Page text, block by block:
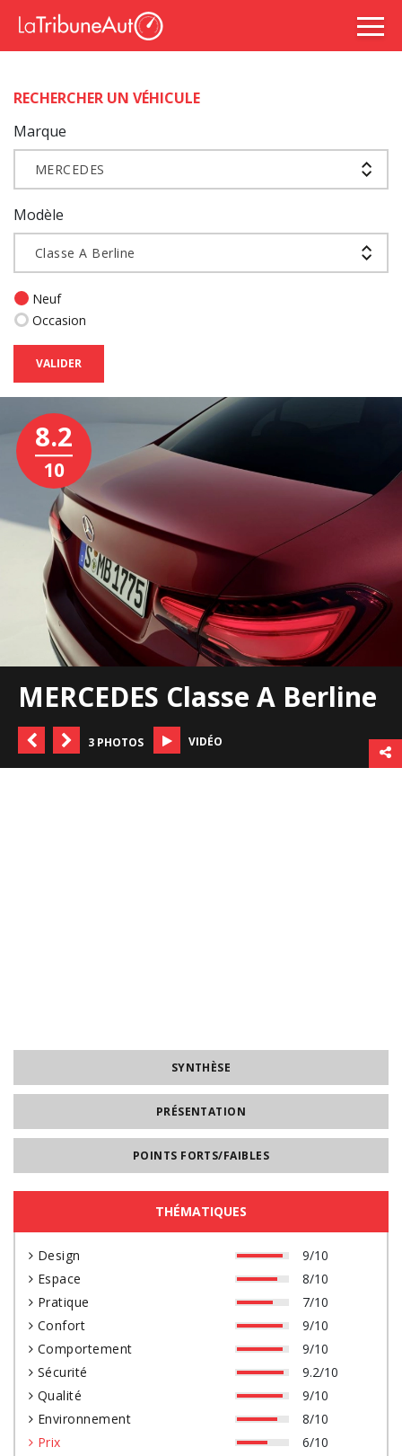
RECHERCHER UN VÉHICULE
Marque
MERCEDES
Modèle
Classe A Berline
Neuf
Occasion
VALIDER
8.2
10
MERCEDES Classe A Berline
3 PHOTOS VIDÉO
SYNTHÈSE
PRÉSENTATION
POINTS FORTS/FAIBLES
THÉMATIQUES
Design
9/10
Espace
8/10
Pratique
7/10
Confort
9/10
Comportement
9/10
Sécurité
9.2/10
Qualité
9/10
Environnement
8/10
Prix
6/10